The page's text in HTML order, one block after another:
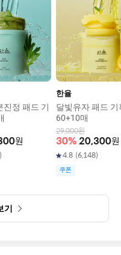
진정 패드 기
원
)
한율
달빛유자 패드
60+10매
29,000원
30% 20,300원
4.8 (6,148)
쿠폰